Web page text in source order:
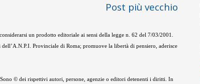
Post più vecchio
un prodotto editoriale ai sensi della legge n. 62 del 7/03/2001.
Provinciale di Roma; promuove la libertà di pensiero, aderisce
© dei rispettivi autori, persone, agenzie o editori detenenti i diritti. In